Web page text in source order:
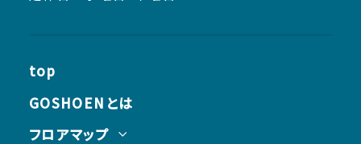
top
GOSHOENとは
フロアマップ